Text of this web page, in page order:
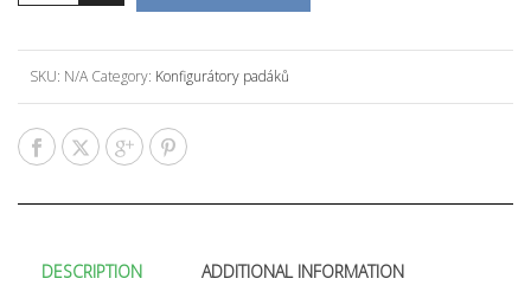
SKU: N/A Category: Konfigurátory padáků
DESCRIPTION ADDITIONAL INFORMATION